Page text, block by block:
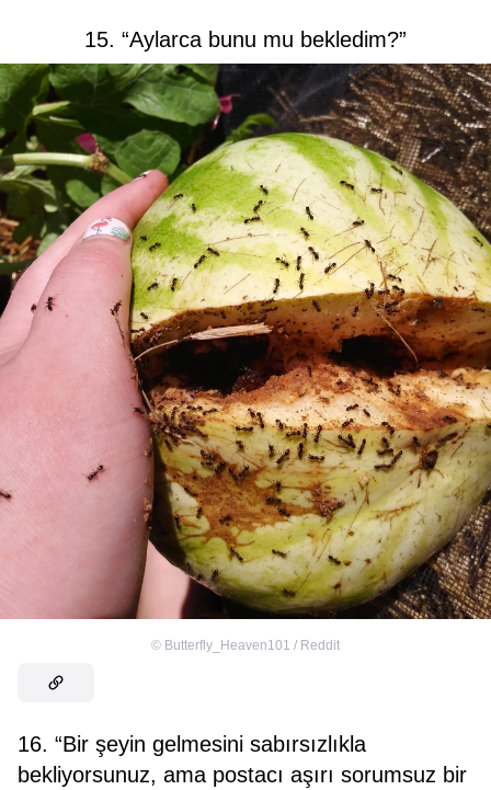
15. “Aylarca bunu mu bekledim?”
© Butterfly_Heaven101 / Reddit
16. “Bir şeyin gelmesini sabırsızlıkla
bekliyorsunuz, ama postacı aşırı sorumsuz bir